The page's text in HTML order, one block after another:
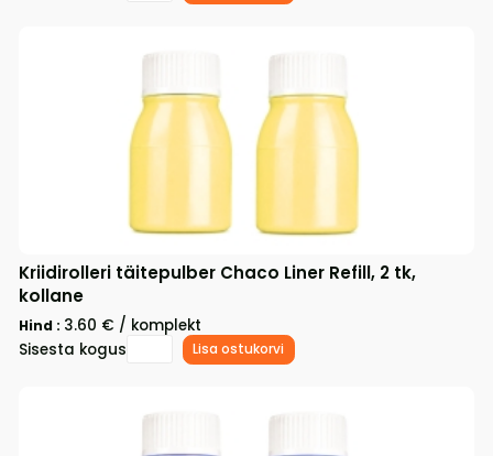
Kriidirolleri täitepulber Chaco Liner Refill, 2 tk,
kollane
Hind : 3.60 € / komplekt
Sisesta kogus
Lisa ostukorvi